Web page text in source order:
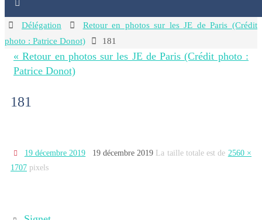
HomeDélégation
Retour en photos sur les JE de Paris (Crédit
photo : Patrice Donot)
181
« Retour en photos sur les JE de Paris (Crédit photo :
Patrice Donot)
181
19 décembre 2019 19 décembre 2019 La taille totale est de 2560 ×
1707 pixels